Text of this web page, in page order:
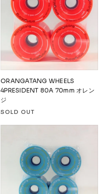
ORANGATANG WHEELS
4PRESIDENT 80A 70mm オレン
ジ
SOLD OUT